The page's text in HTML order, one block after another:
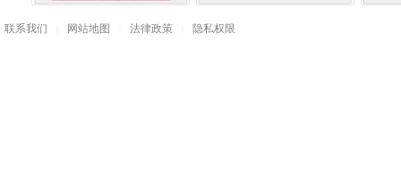
联系我们 网站地图 法律政策 隐私权限